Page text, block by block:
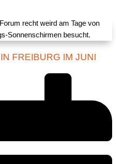
FREIBURG IM JUNI